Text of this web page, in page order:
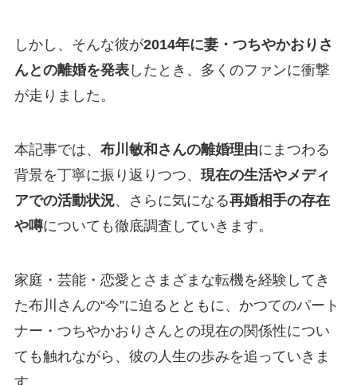
しかし、そんな彼が2014年に妻・つちやかおりさ
んとの離婚を発表したとき、多くのファンに衝撃
が走りました。
本記事では、 布川敏和さんの離婚理由にまつわる
背景を丁寧に振り返りつつ、 現在の生活やメディ
アでの活動状況、さらに気になる再婚相手の存在
や噂についても徹底調査していきます。
家庭・芸能・恋愛とさまざまな転機を経験してき
た布川さんの“今”に迫るとともに、かつてのパート
ナー・つちやかおりさんとの現在の関係性につい
ても触れながら、彼の人生の歩みを追っていきま
す。